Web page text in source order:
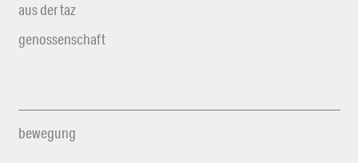
aus der taz
genossenschaft
bewegung